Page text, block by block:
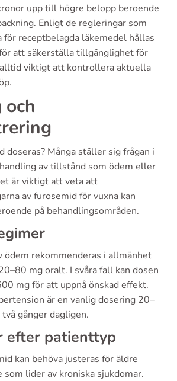
upp till högre belopp beroende
Enligt de regleringar som
för receptbelagda läkemedel hållas
att säkerställa tillgänglighet för
viktigt att kontrollera aktuella
och
doseras? Många ställer sig frågan i
av tillstånd som ödem eller
är viktigt att veta att
av furosemid för vuxna kan
på behandlingsområden.
ödem rekommenderas i allmänhet
mg oralt. I svåra fall kan dosen
mg för att uppnå önskad effekt.
är en vanlig dosering 20–
gånger dagligen.
efter patienttyp
kan behöva justeras för äldre
lider av kroniska sjukdomar.